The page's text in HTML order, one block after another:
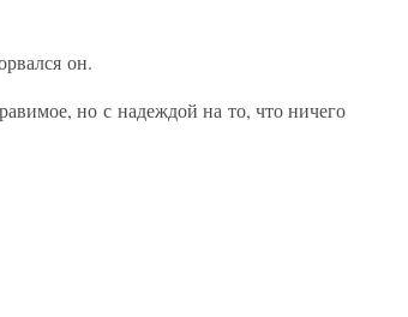
он.
но с надеждой на то, что ничего